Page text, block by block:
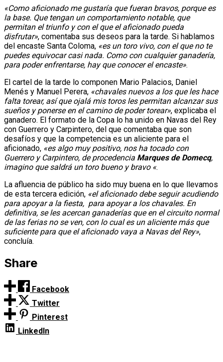
«Como aficionado me gustaría que fueran bravos, porque es
la base. Que tengan un comportamiento notable, que
permitan el triunfo y con el que el aficionado pueda
disfrutar», comentaba sus deseos para la tarde. Si hablamos
del encaste Santa Coloma, «es un toro vivo, con el que no te
puedes equivocar casi nada. Como con cualquier ganadería,
para poder enfrentarse, hay que conocer el encaste».
El cartel de la tarde lo componen Mario Palacios, Daniel
Menés y Manuel Perera, «chavales nuevos a los que les hace
falta torear, así que ojalá mis toros les permitan alcanzar sus
sueños y ponerse en el camino de poder torear», explicaba el
ganadero. El formato de la Copa lo ha unido en Navas del Rey
con Guerrero y Carpintero, del que comentaba que son
desafíos y que la competencia es un aliciente para el
aficionado, «es algo muy positivo, nos ha tocado con
Guerrero y Carpintero, de procedencia Marques de Domecq,
imagino que saldrá un toro bueno y bravo «.
La afluencia de público ha sido muy buena en lo que llevamos
de esta tercera edición, «el aficionado debe seguir acudiendo
para apoyar a la fiesta, para apoyar a los chavales. En
definitiva, se les acercan ganaderías que en el circuito normal
de las ferias no se ven, con lo cual es un aliciente más que
suficiente para que el aficionado vaya a Navas del Rey»,
concluía.
Share
Facebook
Twitter
Pinterest
LinkedIn